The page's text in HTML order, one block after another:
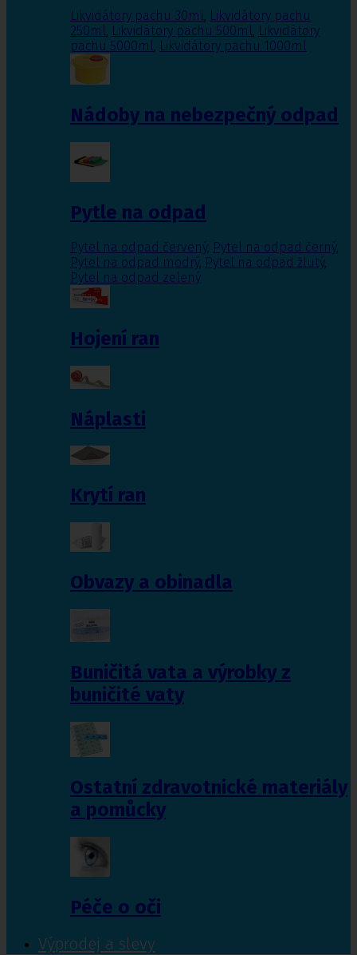
Likvidátory pachu 30ml, Likvidátory pachu
250ml, Likvidátory pachu 500ml, Likvidátory
pachu 5000ml, Likvidátory pachu 1000ml
Nádoby na nebezpečný odpad
Pytle na odpad
Pytel na odpad červený, Pytel na odpad černý,
Pytel na odpad modrý, Pytel na odpad žlutý,
Pytel na odpad zelený
Hojení ran
Náplasti
Krytí ran
Obvazy a obinadla
Buničitá vata a výrobky z
buničité vaty
Ostatní zdravotnické materiály
a pomůcky
Péče o oči
Výprodej a slevy